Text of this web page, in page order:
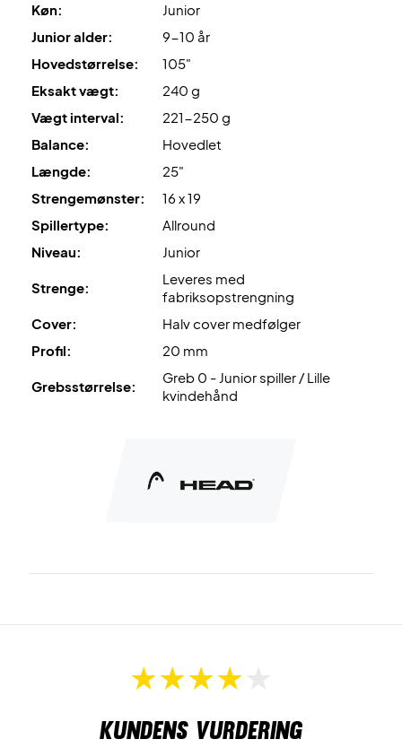
Køn:
Junior
Junior alder:
9-10 år
Hovedstørrelse:
105"
Eksakt vægt:
240 g
Vægt interval:
221-250 g
Balance:
Hovedlet
Længde:
25"
Strengemønster:
16 x 19
Spillertype:
Allround
Niveau:
Junior
Strenge:
Leveres med
fabriksopstrengning
Cover:
Halv cover medfølger
Profil:
20 mm
Grebsstørrelse:
Greb 0 - Junior spiller / Lille
kvindehånd
Kundens vurdering